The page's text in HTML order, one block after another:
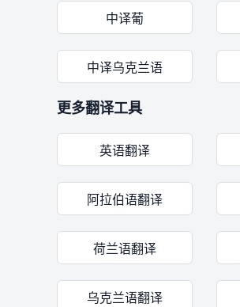
中译葡
中译乌克兰语
更多翻译工具
英语翻译
阿拉伯语翻译
荷兰语翻译
乌克兰语翻译